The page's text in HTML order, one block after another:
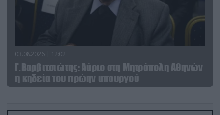
03.08.2026 | 12:02
Γ.Βαρβιτσιώτης: Aύριο στη Μητρόπολη Αθηνών
η κηδεία του πρώην υπουργού